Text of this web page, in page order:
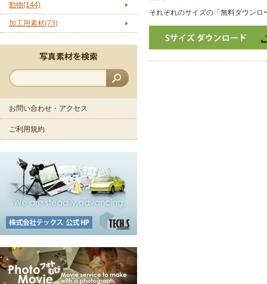
動物(144)
加工用素材(73)
お問い合わせ・アクセス
ご利用規約
それぞれのサイズの「無料ダウン